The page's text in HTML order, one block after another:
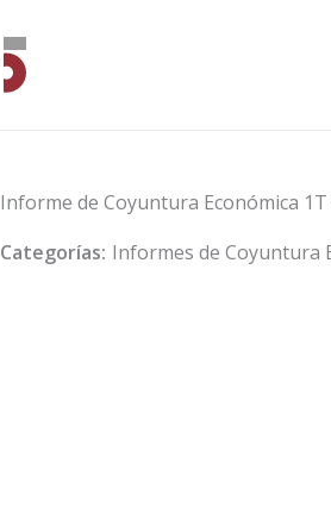
Informe de Coyuntura Económica 1T
Categorías: Informes de Coyuntura